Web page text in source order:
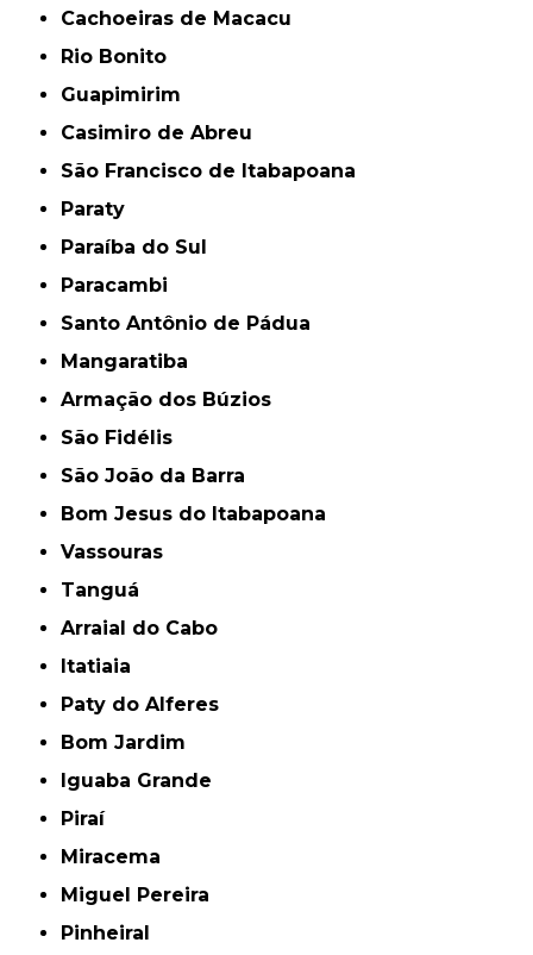
Cachoeiras de Macacu
Rio Bonito
Guapimirim
Casimiro de Abreu
São Francisco de Itabapoana
Paraty
Paraíba do Sul
Paracambi
Santo Antônio de Pádua
Mangaratiba
Armação dos Búzios
São Fidélis
São João da Barra
Bom Jesus do Itabapoana
Vassouras
Tanguá
Arraial do Cabo
Itatiaia
Paty do Alferes
Bom Jardim
Iguaba Grande
Piraí
Miracema
Miguel Pereira
Pinheiral